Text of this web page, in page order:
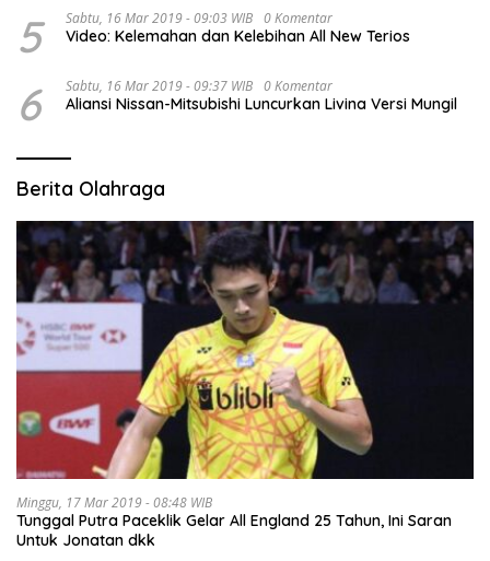
5 Sabtu, 16 Mar 2019 - 09:03 WIB 0 Komentar
Video: Kelemahan dan Kelebihan All New Terios
6 Sabtu, 16 Mar 2019 - 09:37 WIB 0 Komentar
Aliansi Nissan-Mitsubishi Luncurkan Livina Versi Mungil
Berita Olahraga
Minggu, 17 Mar 2019 - 08:48 WIB
Tunggal Putra Paceklik Gelar All England 25 Tahun, Ini Saran
Untuk Jonatan dkk